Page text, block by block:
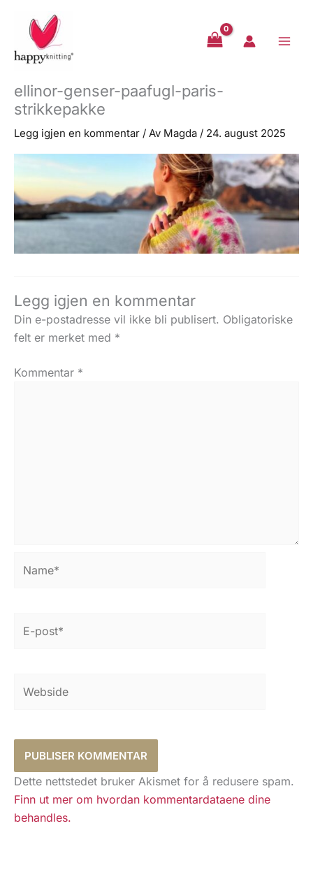
innholdet
ellinor-genser-paafugl-paris-
strikkepakke
Legg igjen en kommentar / Av Magda / 24. august 2025
Legg igjen en kommentar
Din e-postadresse vil ikke bli publisert. Obligatoriske
felt er merket med *
Kommentar *
post*
Dette nettstedet bruker Akismet for å redusere spam.
Finn ut mer om hvordan kommentardataene dine
behandles.